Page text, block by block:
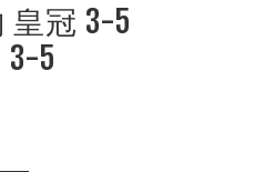
皇冠 3-5
3-5